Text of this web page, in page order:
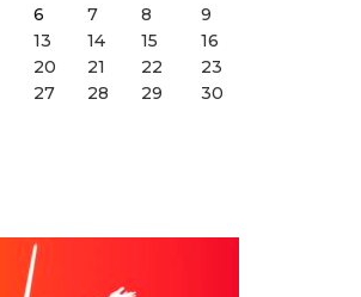
6 7 8
9
13 14 15
16
20 21 22
23
27 28 29
30